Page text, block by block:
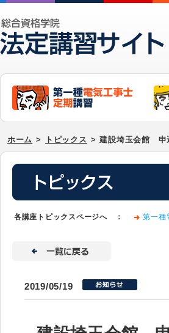
ホーム > トピックス > 建設埼玉会館 申
各講座トピックスページへ ： 第一種
2019/05/19